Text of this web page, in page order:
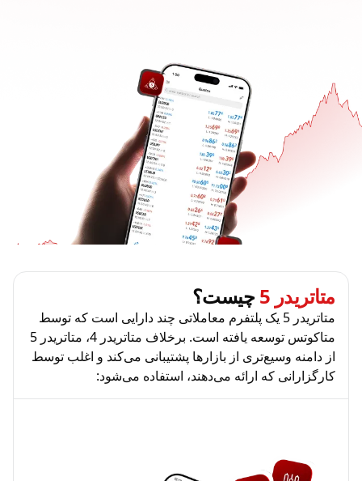
متاتریدر ۵ (MT5)
طراحی شده است که می‌خواهند به بازارهای مالی مختلف از یک رابط کاربری قدرتمند
متاتریدر 5 چیست؟
متاتریدر 5 یک پلتفرم معاملاتی چند دارایی است که توسط
متاکوتس توسعه یافته است. برخلاف متاتریدر 4، متاتریدر 5
از دامنه وسیع‌تری از بازارها پشتیبانی می‌کند و اغلب توسط
کارگزارانی که ارائه می‌دهند، استفاده می‌شود: